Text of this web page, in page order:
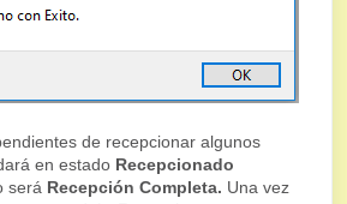
de recepcionar algunos
en estado Recepcionado
será Recepción Completa. Una vez